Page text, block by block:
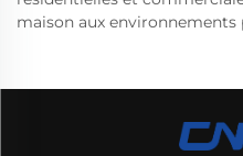
maison aux environnements